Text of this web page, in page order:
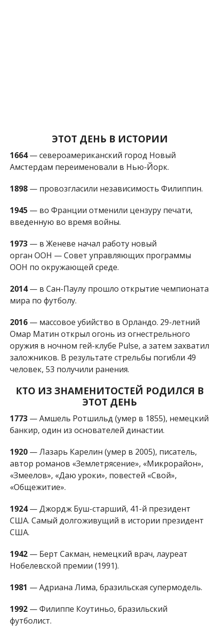
2014— в Сан-Паулу прошло открытие чемпионата
мира по футболу.
2016— массовое убийство в Орландо. 29-летний
Омар Матин открыл огонь из огнестрельного
оружия в ночном гей-клубе Pulse, а затем захватил
заложников. В результате стрельбы погибли 49
КТО ИЗ ЗНАМЕНИТОСТЕЙ РОДИЛСЯ В
ЭТОТ ДЕНЬ
банкир, один из основателей династии.
автор романов «Землетрясение», «Микрорайон»,
«Змеелов», «Даю уроки», повестей «Свой»,
«Общежитие».
1924— Джордж Буш-старший, 41-й президент
США. Самый долгоживущий в истории президент
США.
1942— Берт Сакман, немецкий врач, лауреат
Нобелевской премии (1991).
1981— Адриана Лима, бразильская супермодель.
1992— Филиппе Коутиньо, бразильский
футболист.
Алена Радченко
МІТКИ: